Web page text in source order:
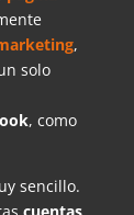
,
solo
, como
sencillo.